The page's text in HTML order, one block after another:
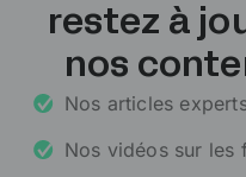
restez à
nos
Nos articles
Nos vidéos sur les